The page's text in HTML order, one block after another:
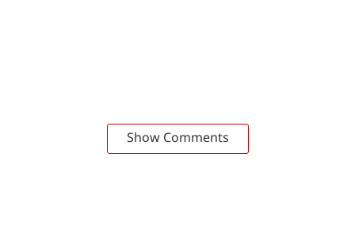
Show Comments